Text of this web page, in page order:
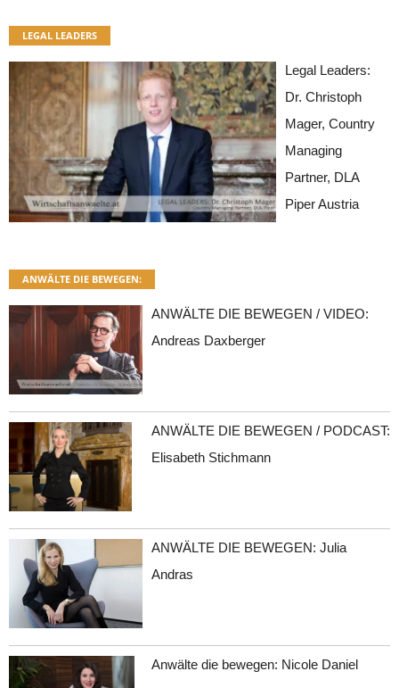
LEGAL LEADERS
Legal Leaders:
Dr. Christoph
Mager, Country
Managing
Partner, DLA
Piper Austria
ANWÄLTE DIE BEWEGEN:
ANWÄLTE DIE BEWEGEN / VIDEO:
Andreas Daxberger
ANWÄLTE DIE BEWEGEN / PODCAST:
Elisabeth Stichmann
ANWÄLTE DIE BEWEGEN: Julia
Andras
Anwälte die bewegen: Nicole Daniel